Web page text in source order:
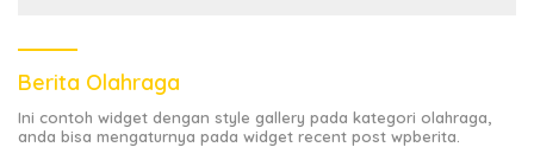
Berita Olahraga
Ini contoh widget dengan style gallery pada kategori olahraga,
anda bisa mengaturnya pada widget recent post wpberita.